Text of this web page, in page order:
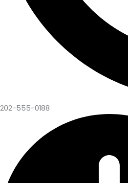
202-555-0188